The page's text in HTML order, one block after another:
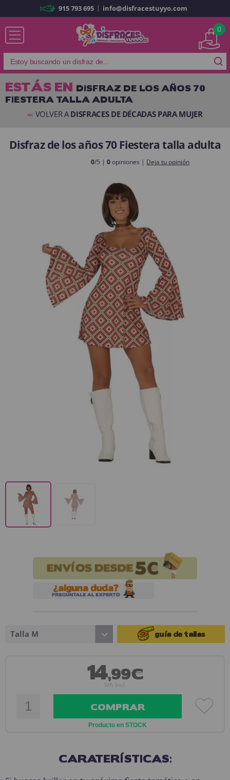
Ya soy cliente
Recordarme ¿Olvidó su contraseña?
Es mi primera vez
disfracestuyyo.com
compras rápidamente en nuestra tienda virtual, revisar el estado de tus
pedidos y consultar tus operaciones anteriores.
¡Adelante! Te estabamos esperando.
CREAR CUENTA
915 793 695 | info@disfracestuyyo.com
0
ESTÁS EN DISFRAZ DE LOS AÑOS 70
FIESTERA TALLA ADULTA
<< VOLVER ADISFRACES DE DÉCADAS PARA MUJER
Disfraz de los años 70 Fiestera talla adulta
0/5 |0opiniones | Deja tu opinión
Talla M guía de tallas
14,99€
IVA Incl.
COMPRAR
Producto en STOCK
CARATERÍSTICAS: